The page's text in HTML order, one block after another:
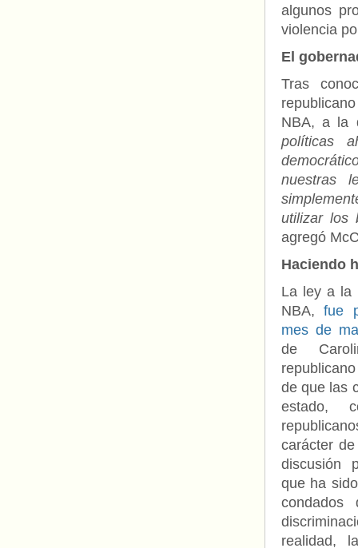
algunos
violencia
El
Tras
NBA, a la
políticas
nuestras
utilizar los
agregó
Haciendo
La ley a la
NBA, fue
mes de
de
de que las
estado,
carácter
discusión
que ha
condados
realidad,